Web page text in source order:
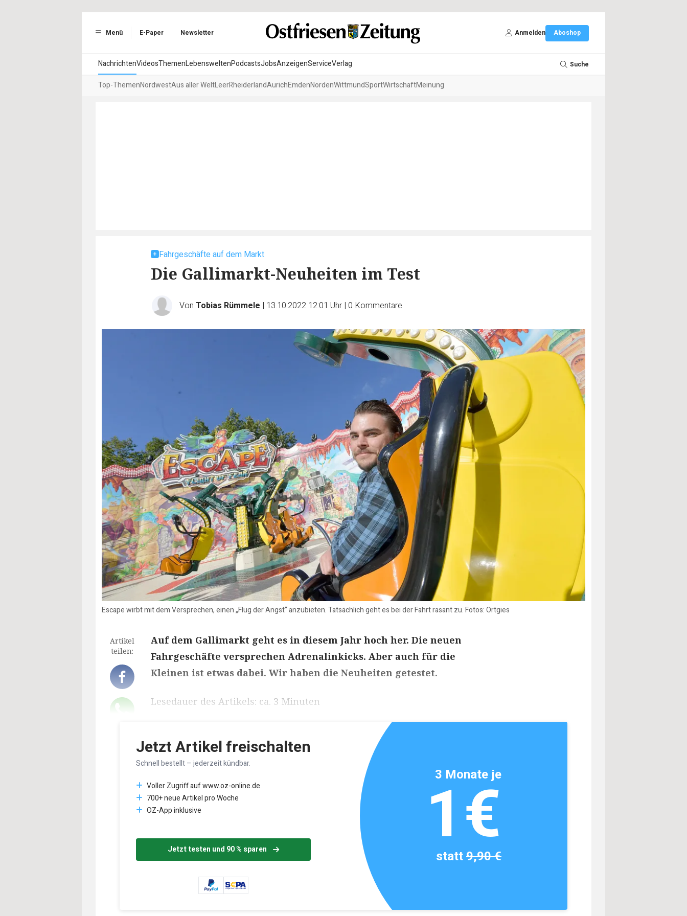
Menü E-Paper Newsletter Anmelden Aboshop
NachrichtenVideosThemenLebensweltenPodcastsJobsAnzeigenServiceVerlag Suche
Top-ThemenNordwestAus aller WeltLeerRheiderlandAurichEmdenNordenWittmundSportWirtschaftMeinung
Fahrgeschäfte auf dem Markt
Die Gallimarkt-Neuheiten im Test
Von Tobias Rümmele | 13.10.2022 12:01 Uhr | 0 Kommentare
Escape wirbt mit dem Versprechen, einen „Flug der Angst“ anzubieten. Tatsächlich geht es bei der Fahrt rasant zu. Fotos: Ortgies
Artikel
teilen:
Auf dem Gallimarkt geht es in diesem Jahr hoch her. Die neuen
Fahrgeschäfte versprechen Adrenalinkicks. Aber auch für die
Kleinen ist etwas dabei. Wir haben die Neuheiten getestet.
Lesedauer des Artikels: ca. 3 Minuten
Jetzt Artikel freischalten
Schnell bestellt – jederzeit kündbar.
Voller Zugriff auf www.oz-online.de
700+ neue Artikel pro Woche
OZ-App inklusive
Jetzt testen und 90 % sparen
3 Monate je
1€
statt9,90 €